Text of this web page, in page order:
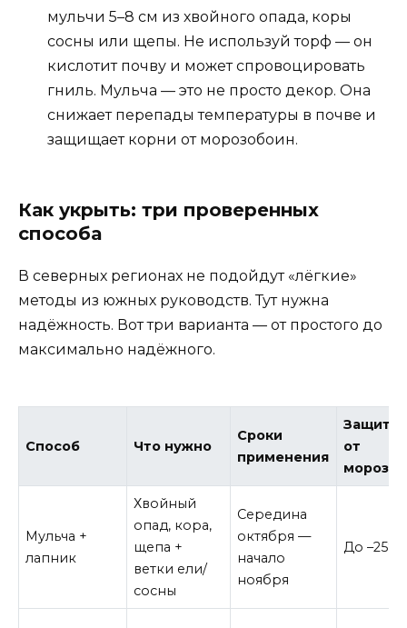
мульчи 5–8 см из хвойного опада, коры
сосны или щепы. Не используй торф — он
кислотит почву и может спровоцировать
гниль. Мульча — это не просто декор. Она
снижает перепады температуры в почве и
защищает корни от морозобоин.
Как укрыть: три проверенных
способа
В северных регионах не подойдут «лёгкие»
методы из южных руководств. Тут нужна
надёжность. Вот три варианта — от простого до
максимально надёжного.
Способ Что нужно
Сроки
применения
Защита
от
мороза
Мульча +
лапник
Хвойный
опад, кора,
щепа +
ветки ели/
сосны
Середина
октября —
начало
ноября
До –25°C